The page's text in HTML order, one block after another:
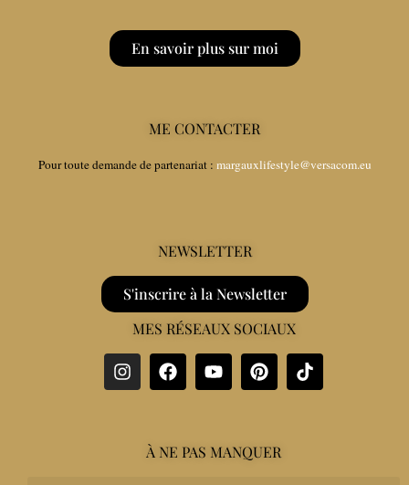
En savoir plus sur moi
ME CONTACTER
Pour toute demande de partenariat : margauxlifestyle@versacom.eu
NEWSLETTER
S'inscrire à la Newsletter
MES RÉSEAUX SOCIAUX
À NE PAS MANQUER